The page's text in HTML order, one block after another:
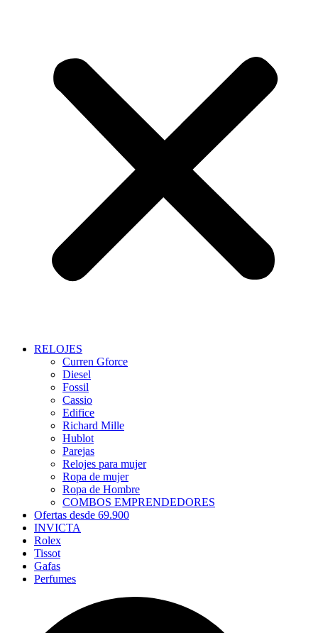
RELOJES
Curren Gforce
Diesel
Fossil
Cassio
Edifice
Richard Mille
Hublot
Parejas
Relojes para mujer
Ropa de mujer
Ropa de Hombre
COMBOS EMPRENDEDORES
Ofertas desde 69.900
INVICTA
Rolex
Tissot
Gafas
Perfumes